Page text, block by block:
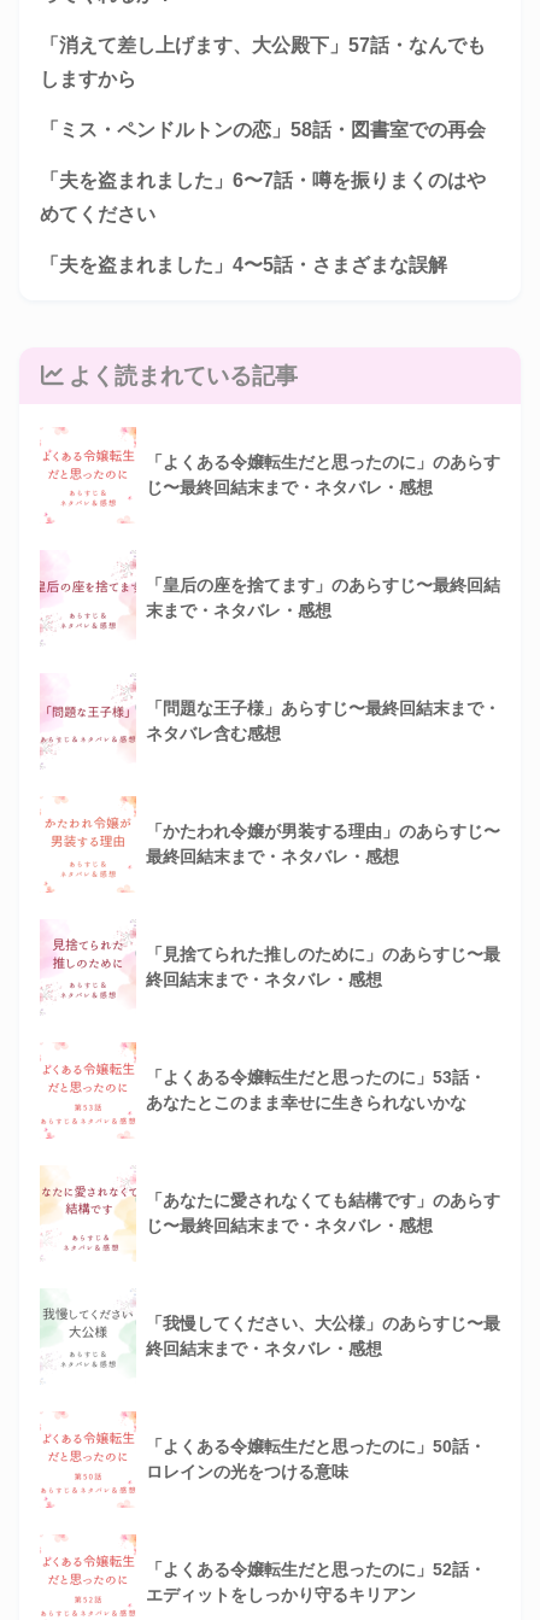
「消えて差し上げます、大公殿下」57話・なんでも
しますから
「ミス・ペンドルトンの恋」58話・図書室での再会
「夫を盗まれました」6〜7話・噂を振りまくのはや
めてください
「夫を盗まれました」4〜5話・さまざまな誤解
よく読まれている記事
「よくある令嬢転生だと思ったのに」のあらす
じ〜最終回結末まで・ネタバレ・感想
「皇后の座を捨てます」のあらすじ〜最終回結
末まで・ネタバレ・感想
「問題な王子様」あらすじ〜最終回結末まで・
ネタバレ含む感想
「かたわれ令嬢が男装する理由」のあらすじ〜
最終回結末まで・ネタバレ・感想
「見捨てられた推しのために」のあらすじ〜最
終回結末まで・ネタバレ・感想
「よくある令嬢転生だと思ったのに」53話・
あなたとこのまま幸せに生きられないかな
「あなたに愛されなくても結構です」のあらす
じ〜最終回結末まで・ネタバレ・感想
「我慢してください、大公様」のあらすじ〜最
終回結末まで・ネタバレ・感想
「よくある令嬢転生だと思ったのに」50話・
ロレインの光をつける意味
「よくある令嬢転生だと思ったのに」52話・
エディットをしっかり守るキリアン